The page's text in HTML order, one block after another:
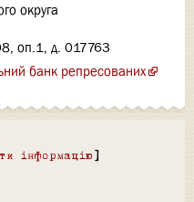
округа
оп.1, д. 017763
банк репресованих
інформацію ]